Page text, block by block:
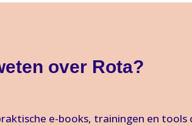
over Rota?
e-books, trainingen en